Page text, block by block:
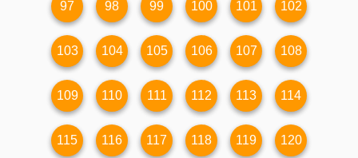
97 98 99 100 101 102
103 104 105 106 107 108
109 110 111 112 113 114
115 116 117 118 119 120